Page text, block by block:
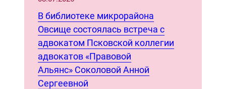
В библиотеке микрорайона
Овсище состоялась встреча с
адвокатом Псковской коллегии
адвокатов «Правовой
Альянс» Соколовой Анной
Сергеевной